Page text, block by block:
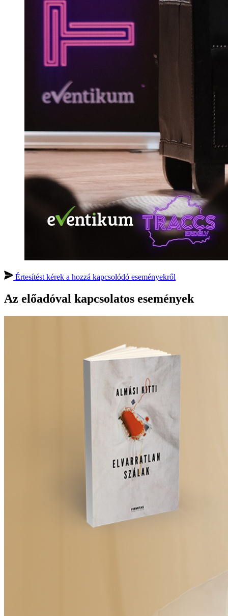
Értesítést kérek a hozzá kapcsolódó eseményekről
Az előadóval kapcsolatos események